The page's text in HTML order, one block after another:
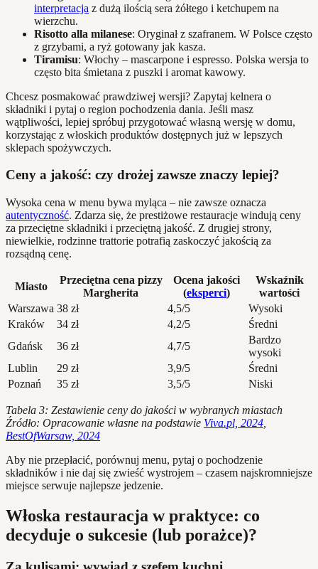
interpretacja z dużą ilością sera żółtego i ketchupem na
wierzchu.
Risotto alla milanese: Oryginał z szafranem. W Polsce często
z grzybami, a ryż gotowany jak kasza.
Tiramisu: Włochy – mascarpone i espresso. Polska wersja to
często bita śmietana z puszki i aromat kawowy.
Chcesz posmakować prawdziwej wersji? Zapytaj kelnera o
składniki i pytaj o region pochodzenia dania. Jeśli masz
wątpliwości, lepiej spróbuj przygotować własną wersję w domu,
korzystając z włoskich produktów dostępnych już w lepszych
sklepach spożywczych.
Ceny a jakość: czy drożej zawsze znaczy lepiej?
Wysoka cena w menu bywa myląca – nie zawsze oznacza
autentyczność. Zdarza się, że prestiżowe restauracje windują ceny
za przeciętne składniki i przeciętną jakość. Z drugiej strony,
niewielkie, rodzinne trattorie potrafią zaskoczyć jakością za
rozsądną cenę.
Miasto
Przeciętna cena pizzy
Margherita
Ocena jakości
(eksperci)
Wskaźnik
wartości
Warszawa 38 zł 4,5/5
Wysoki
Kraków
34 zł 4,2/5
Średni
Gdańsk
36 zł 4,7/5
Bardzo
wysoki
Lublin
29 zł 3,9/5
Średni
Poznań
35 zł 3,5/5 Niski
Tabela 3: Zestawienie ceny do jakości w wybranych miastach
Źródło: Opracowanie własne na podstawie Viva.pl, 2024
BestOfWarsaw, 2024
Aby nie przepłacić, porównuj menu, pytaj o pochodzenie
składników i nie daj się zwieść wystrojem – czasem najskromniejsze
miejsce serwuje najlepsze jedzenie.
Włoska restauracja w praktyce: co
decyduje o sukcesie (lub porażce)?